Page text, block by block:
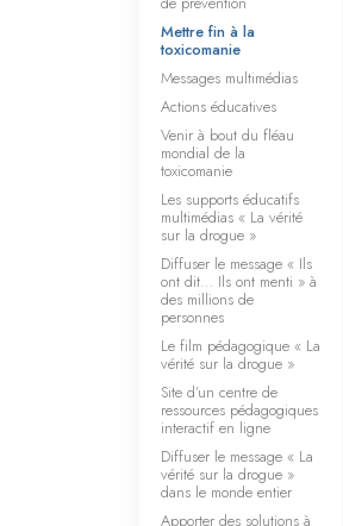
Mettre fin à la
toxicomanie
Messages multimédias
Actions éducatives
Venir à bout du fléau
mondial de la
toxicomanie
Les supports éducatifs
multimédias « La vérité
sur la drogue »
Diffuser le message « Ils
ont dit… Ils ont menti » à
des millions de
personnes
Le film pédagogique « La
vérité sur la drogue »
Site d’un centre de
ressources pédagogiques
interactif en ligne
Diffuser le message « La
vérité sur la drogue »
dans le monde entier
Apporter des solutions à